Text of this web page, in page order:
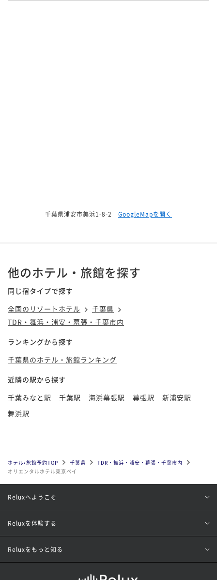
千葉県浦安市美浜1-8-2 GoogleMapを開く
他のホテル・旅館を探す
同じ宿タイプで探す
全国のリゾートホテル
千葉県
TDR・舞浜・浦安・幕張・千葉市内
ランキングから探す
千葉県のホテル・旅館ランキング
近隣の駅から探す
千葉みなと駅
千葉駅 海浜幕張駅 幕張駅
新浦安駅
舞浜駅
ホテル•旅館予約TOP 千葉県
TDR・舞浜・浦安・幕張・千葉市内
オリエンタルホテル東京ベイ
Reluxへようこそ
Reluxを体験する
Reluxをもっと知る